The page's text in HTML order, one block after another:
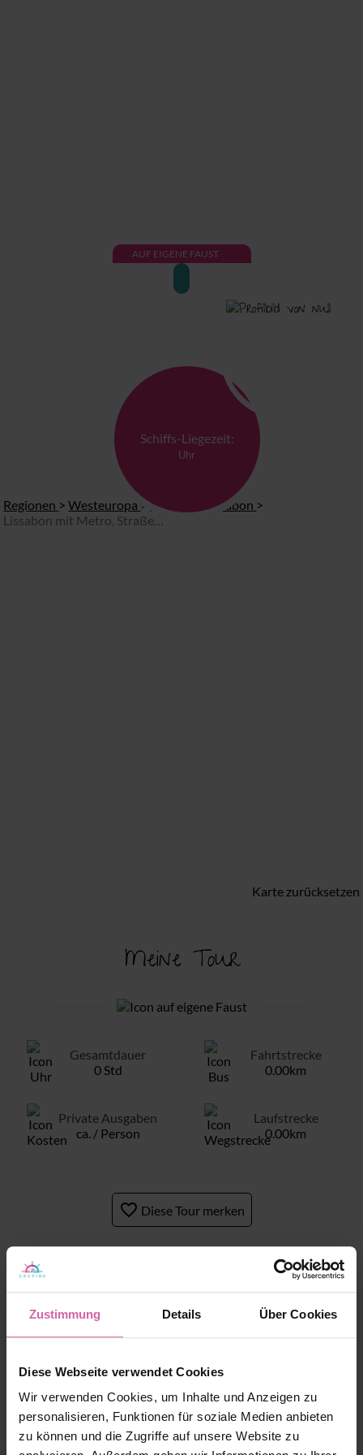
Zustimmung Details Über Cookies
Diese Webseite verwendet Cookies
Wir verwenden Cookies, um Inhalte und Anzeigen zu
personalisieren, Funktionen für soziale Medien anbieten
zu können und die Zugriffe auf unsere Website zu
AUF EIGENE FAUST
Schiffs-Liegezeit:
Uhr
Regionen >Westeuropa >Touren in Lissabon >
Lissabon mit Metro, Straßenbahn und zu Fuß erkunden (Start am Hafen)
Karte zurücksetzen
Meine Tour
Gesamtdauer
0 Std
Fahrtstrecke
0.00km
Private Ausgaben
ca. / Person
Laufstrecke
0.00km
favorite_border Diese Tour merken
Start